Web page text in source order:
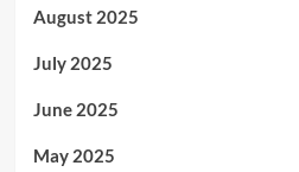
August 2025
July 2025
June 2025
May 2025